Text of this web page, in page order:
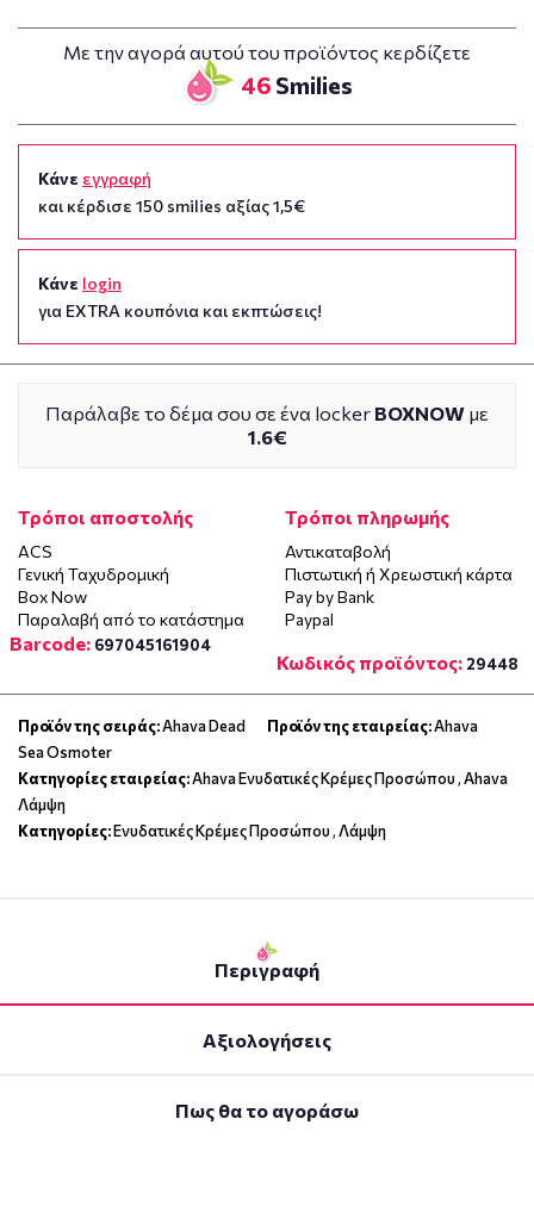
Με την αγορά αυτού του προϊόντος κερδίζετε
46 Smilies
Κάνε εγγραφή
και κέρδισε 150 smilies αξίας 1,5€
Κάνε login
για EXTRA κουπόνια και εκπτώσεις!
Παράλαβε το δέμα σου σε ένα locker BOXNOW με
1.6€
Τρόποι αποστολής
ACS
Γενική Ταχυδρομική
Box Now
Παραλαβή από το κατάστημα
Τρόποι πληρωμής
Αντικαταβολή
Πιστωτική ή Χρεωστική κάρτα
Pay by Bank
Paypal
Barcode: 697045161904
Κωδικός προϊόντος: 29448
Προϊόν της σειράς:Ahava Dead
Sea Osmoter
Προϊόν της εταιρείας:Ahava
Κατηγορίες εταιρείας:Ahava Ενυδατικές Κρέμες Προσώπου,Ahava
Λάμψη
Κατηγορίες:Ενυδατικές Κρέμες Προσώπου,Λάμψη
Περιγραφή
Αξιολογήσεις
Πως θα το αγοράσω